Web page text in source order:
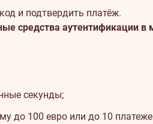
и подтвердить платёж.
средства аутентификации
секунды;
до 100 евро или до 10